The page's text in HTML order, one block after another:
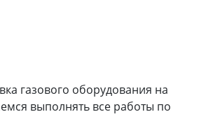
газового оборудования на
выполнять все работы по